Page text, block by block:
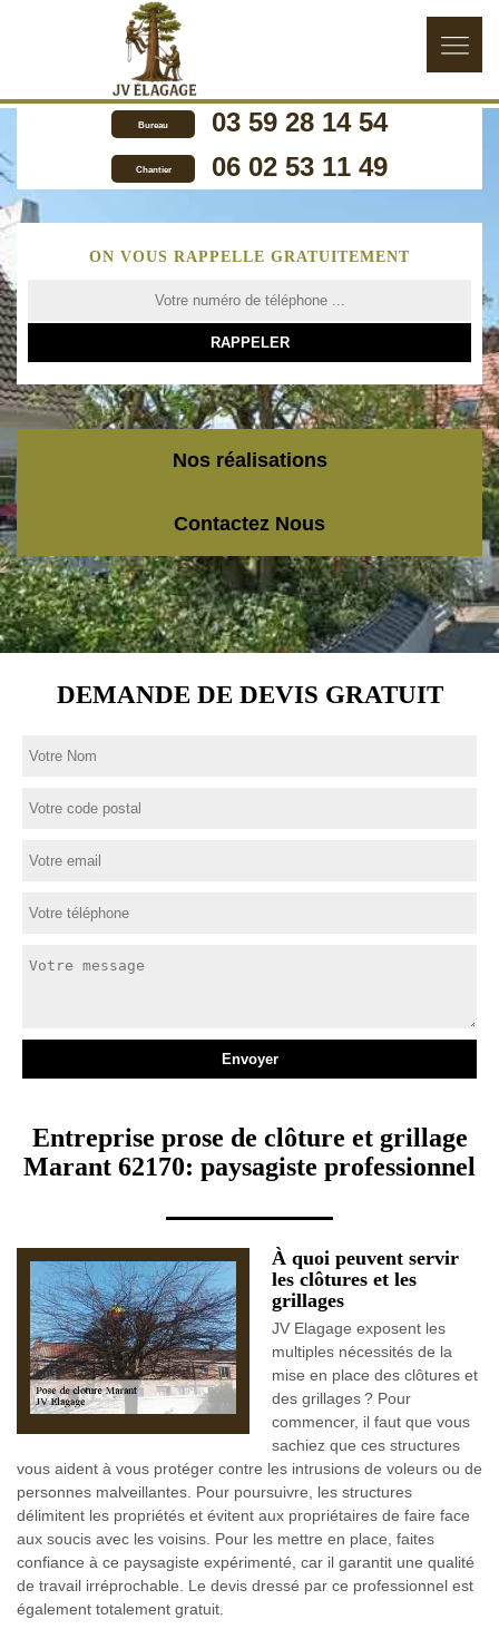
Bureau 03 59 28 14 54
Chantier 06 02 53 11 49
ON VOUS RAPPELLE GRATUITEMENT
Nos réalisations
Contactez Nous
DEMANDE DE DEVIS GRATUIT
Entreprise prose de clôture et grillage
Marant 62170: paysagiste professionnel
À quoi peuvent servir
les clôtures et les
grillages
JV Elagage exposent les
multiples nécessités de la
mise en place des clôtures et
des grillages ? Pour
commencer, il faut que vous
sachiez que ces structures
vous aident à vous protéger contre les intrusions de voleurs ou de
personnes malveillantes. Pour poursuivre, les structures
délimitent les propriétés et évitent aux propriétaires de faire face
aux soucis avec les voisins. Pour les mettre en place, faites
confiance à ce paysagiste expérimenté, car il garantit une qualité
de travail irréprochable. Le devis dressé par ce professionnel est
également totalement gratuit.